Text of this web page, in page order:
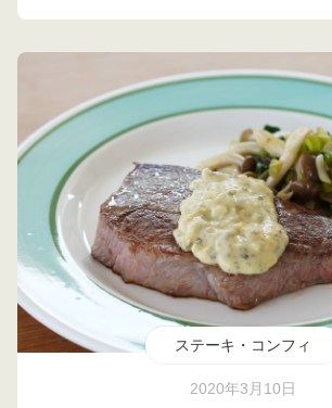
ステーキ・コンフィ
2020年3月10日